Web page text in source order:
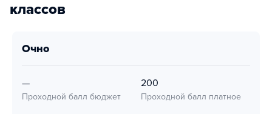
классов
очно
—
Проходной балл бюджет
200
Проходной балл платное